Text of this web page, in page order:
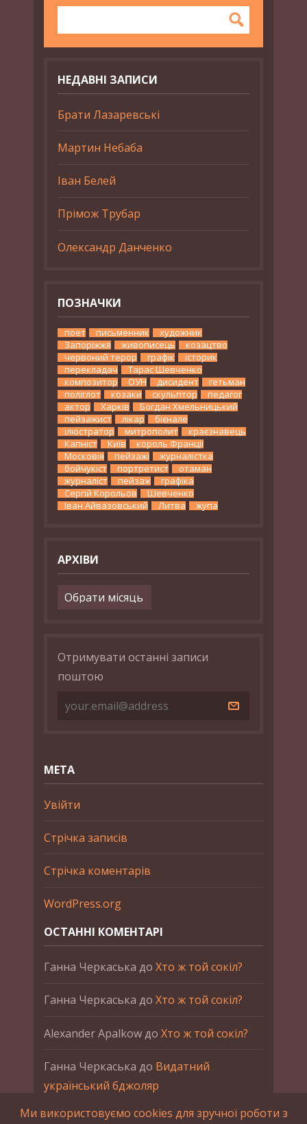
НЕДАВНІ ЗАПИСИ
Брати Лазаревські
Мартин Небаба
Іван Белей
Прімож Трубар
Олександр Данченко
ПОЗНАЧКИ
поет письменник
художник
Запоріжжя
живописець
козацтво
червоний терор
графік
історик
перекладач
Тарас Шевченко
композитор
ОУН дисидент
гетьман
поліглот
козаки скульптор
педагог
актор
Харків
Богдан Хмельницький
пейзажист
лікар
бієнале
ілюстратор
митрополит
краєзнавець
Капніст
Київ
король Франції
Московія
пейзажі
журналістка
бойчукіст
портретист
отаман
журналіст
пейзаж
графіка
Сергій Корольов
Шевченко
Іван Айвазовський
Литва жупа
АРХІВИ
Архіви
Отримувати останні записи
поштою
МЕТА
Увійти
Стрічка записів
Стрічка коментарів
WordPress.org
ОСТАННІ КОМЕНТАРІ
Ганна Черкаська до Хто ж той сокіл?
Ганна Черкаська до Хто ж той сокіл?
Alexander Apalkowдо Хто ж той сокіл?
Ганна Черкаська до Видатний
український бджоляр
Ганна ЧеркаськадоПетро Франко
Ми використовуємо cookies для зручної роботи з